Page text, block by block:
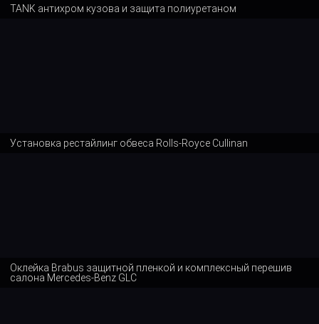
TANK антихром кузова и защита полиуретаном
Установка рестайлинг обвеса Rolls-Royce Cullinan
Оклейка Brabus защитной пленкой и комплексный перешив
салона Mercedes-Benz GLC